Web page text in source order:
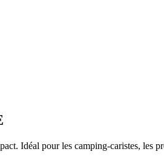
Idéal pour les camping-caristes, les